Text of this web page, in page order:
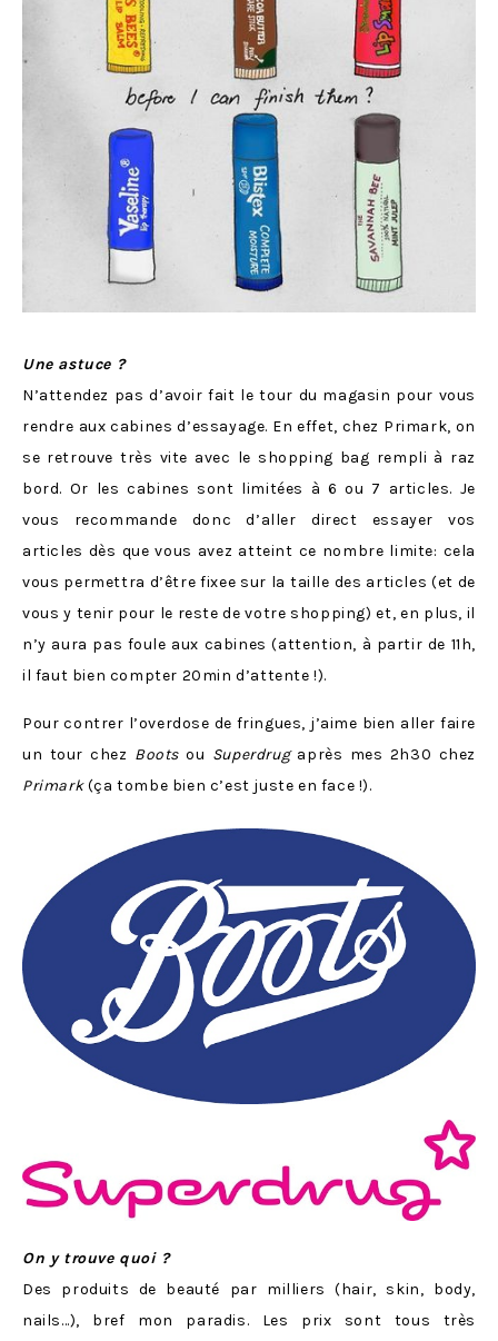
Une astuce ?
N’attendez pas d’avoir fait le tour du magasin pour vous
rendre aux cabines d’essayage. En effet, chez Primark, on
se retrouve très vite avec le shopping bag rempli à raz
bord. Or les cabines sont limitées à 6 ou 7 articles. Je
vous recommande donc d’aller direct essayer vos
articles dès que vous avez atteint ce nombre limite: cela
vous permettra d’être fixee sur la taille des articles (et de
vous y tenir pour le reste de votre shopping) et, en plus, il
n’y aura pas foule aux cabines (attention, à partir de 11h,
il faut bien compter 20min d’attente !).
Pour contrer l’overdose de fringues, j’aime bien aller faire
un tour chez Bootsou Superdrugaprès mes 2h30 chez
Primark(ça tombe bien c’est juste en face !).
On y trouve quoi?
Des produits de beauté par milliers (hair, skin, body,
nails…), bref mon paradis. Les prix sont tous très